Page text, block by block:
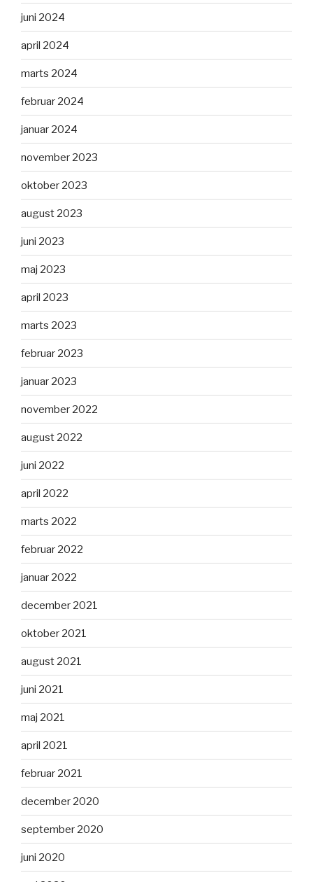
juni 2024
april 2024
marts 2024
februar 2024
januar 2024
november 2023
oktober 2023
august 2023
juni 2023
maj 2023
april 2023
marts 2023
februar 2023
januar 2023
november 2022
august 2022
juni 2022
april 2022
marts 2022
februar 2022
januar 2022
december 2021
oktober 2021
august 2021
juni 2021
maj 2021
april 2021
februar 2021
december 2020
september 2020
juni 2020